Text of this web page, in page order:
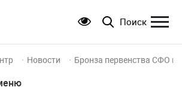
Поиск
Новости Бронза первенства СФО